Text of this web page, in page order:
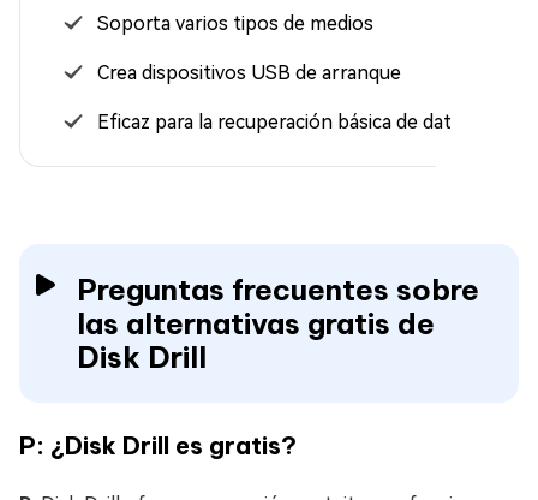
Soporta varios tipos de medios
Crea dispositivos USB de arranque
Eficaz para la recuperación básica de datos
Preguntas frecuentes sobre
las alternativas gratis de
Disk Drill
P: ¿Disk Drill es gratis?